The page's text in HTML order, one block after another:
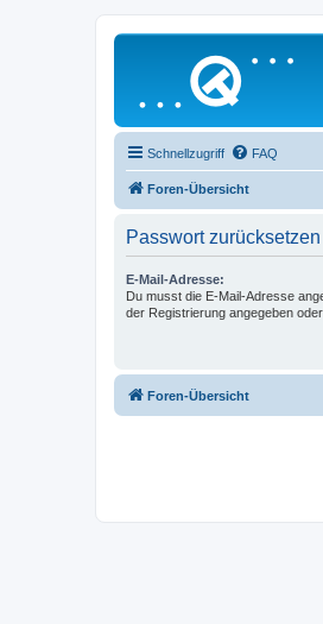
Schnellzugriff FAQ
Foren-Übersicht
Passwort zurücksetzen
E-Mail-Adresse:
Du musst die E-Mail-Adresse
der Registrierung angegeben
Foren-Übersicht